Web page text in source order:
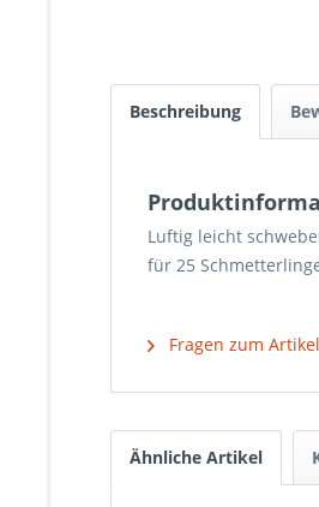
Beschreibung
Luftig leicht
für 25
Fragen zum
Ähnliche Artikel